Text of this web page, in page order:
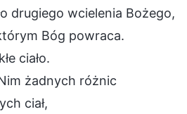
drugiego wcielenia Bożego,
Bóg powraca.
ciało.
żadnych różnic
ciał,